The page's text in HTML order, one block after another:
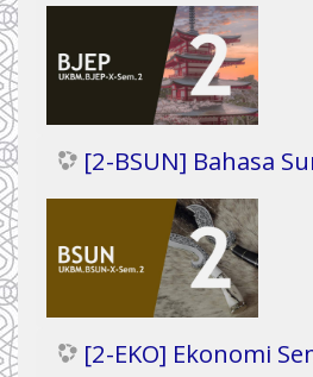
[2-BSUN] Bahasa
[2-EKO] Ekonomi